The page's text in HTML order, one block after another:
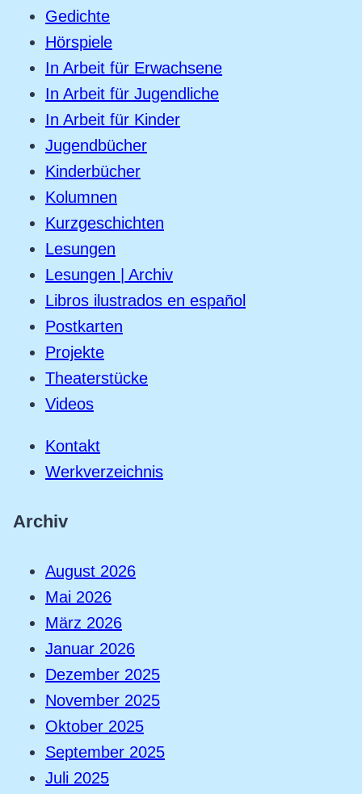
Gedichte
Hörspiele
In Arbeit für Erwachsene
In Arbeit für Jugendliche
In Arbeit für Kinder
Jugendbücher
Kinderbücher
Kolumnen
Kurzgeschichten
Lesungen
Lesungen | Archiv
Libros ilustrados en español
Postkarten
Projekte
Theaterstücke
Videos
Kontakt
Werkverzeichnis
Archiv
August 2026
Mai 2026
März 2026
Januar 2026
Dezember 2025
November 2025
Oktober 2025
September 2025
Juli 2025